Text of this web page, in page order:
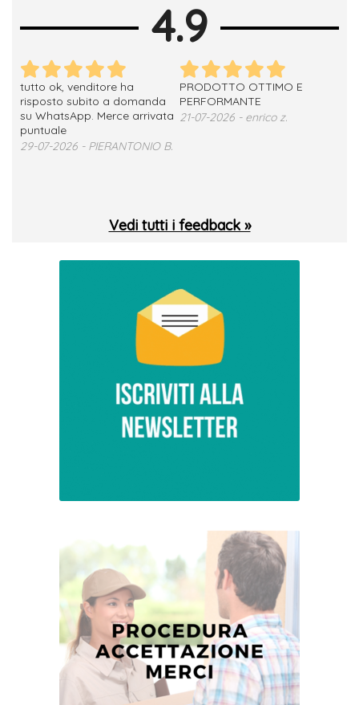
4.9
tutto ok, venditore ha
risposto subito a domanda
su WhatsApp. Merce arrivata
puntuale
29-07-2026 - PIERANTONIO B.
PRODOTTO OTTIMO E
PERFORMANTE
21-07-2026 - enrico z.
Vedi tutti i feedback »